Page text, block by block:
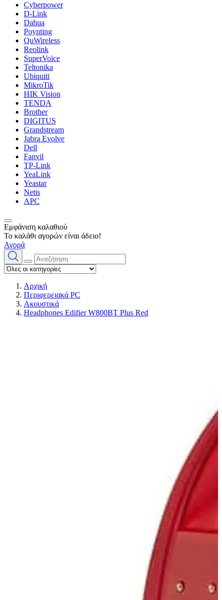
Cyberpower
D-Link
Dahua
Poynting
QuWireless
Reolink
SuperVoice
Teltonika
Ubiquiti
MikroTik
HIK Vision
TENDA
Brother
DIGITUS
Grandstream
Jabra Evolve
Dell
Fanvil
TP-Link
YeaLink
Yeastar
Netis
APC
Εμφάνιση καλαθιού
Το καλάθι αγορών είναι άδειο!
Αγορά
Αρχική
Περιφερειακά PC
Ακουστικά
Headphones Edifier W800BT Plus Red